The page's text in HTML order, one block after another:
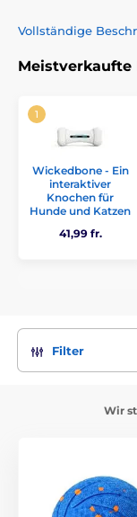
Vollständige
Meistverkaufte
Wickedbone - Ein
interaktiver
Knochen für
Hunde und Katzen
41,99 fr.
Filter
Wir